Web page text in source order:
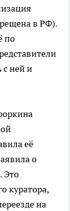
в РФ).
по
с ней и
её
о
Это
куратора,
на